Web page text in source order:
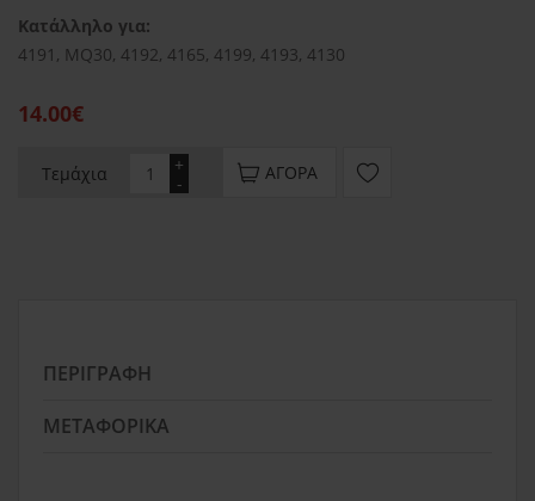
Κατάλληλο για:
4191, MQ30, 4192, 4165, 4199, 4193, 4130
14.00€
Τεμάχια -
+ ΑΓΟΡΆ
ΠΕΡΙΓΡΑΦΉ
ΜΕΤΑΦΟΡΙΚΆ